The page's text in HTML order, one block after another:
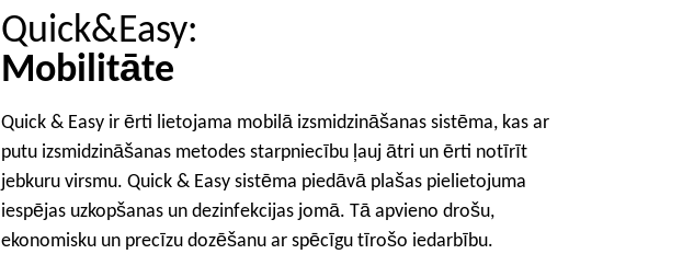
Quick&Easy:
Mobilitāte
Quick & Easy ir ērti lietojama mobilā izsmidzināšanas sistēma, kas ar
putu izsmidzināšanas metodes starpniecību ļauj ātri un ērti notīrīt
jebkuru virsmu. Quick & Easy sistēma piedāvā plašas pielietojuma
iespējas uzkopšanas un dezinfekcijas jomā. Tā apvieno drošu,
ekonomisku un precīzu dozēšanu ar spēcīgu tīrošo iedarbību.